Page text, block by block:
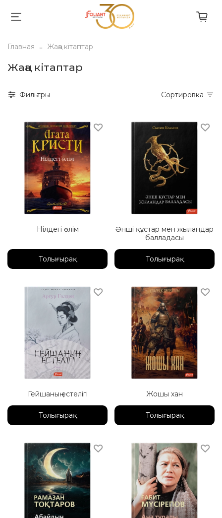
Главная Жаңа кітаптар
Жаңа кітаптар
Фильтры Сортировка
Нілдегі өлім
Толығырақ
Әнші құстар мен жыландар
балладасы
Толығырақ
Гейшаның естелігі
Толығырақ
Жошы хан
Толығырақ